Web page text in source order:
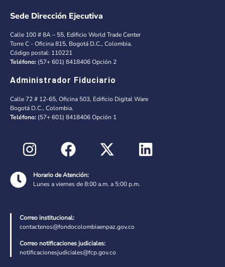
Sede Dirección Ejecutiva
Calle 100 # 8A – 55, Edificio World Trade Center
Torre C - Oficina 815, Bogotá D.C., Colombia.
Código postal: 110221
Teléfono: (57+ 601) 8418406 Opción 2
Administrador Fiduciario
Calle 72 # 12-65, Oficina 503, Edificio Digital Ware
Bogotá D.C., Colombia.
Teléfono: (57+ 601) 8418406 Opción 1
Horario de Atención:
Lunes a viernes de 8:00 a.m. a 5:00 p.m.
Correo institucional:
contactenos@fondocolombiaenpaz.gov.co
Correo notificaciones judiciales:
notificacionesjudiciales@fcp.gov.co